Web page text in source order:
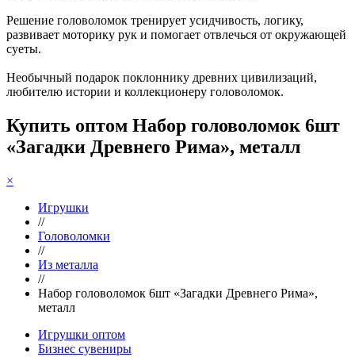
Решение головоломок тренирует усидчивость, логику,
развивает моторику рук и помогает отвлечься от окружающей
суеты.
Необычный подарок поклоннику древних цивилизаций,
любителю истории и коллекционеру головоломок.
Купить оптом Набор головоломок 6шт
«Загадки Древнего Рима», металл
×
Игрушки
//
Головоломки
//
Из металла
//
Набор головоломок 6шт «Загадки Древнего Рима»,
металл
Игрушки оптом
Бизнес сувениры